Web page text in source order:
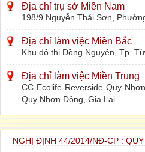
Địa chỉ trụ sở Miền Nam
198/9 Nguyễn Thái Sơn,
Địa chỉ làm việc Miền Bắc
Khu đô thị Đồng Nguyên, Tp.
Địa chỉ làm việc Miền Trung
CC Ecolife Reverside Quy
Quy Nhơn Đông, Gia Lai
NGHỊ ĐỊNH 44/2014/NĐ-CP :